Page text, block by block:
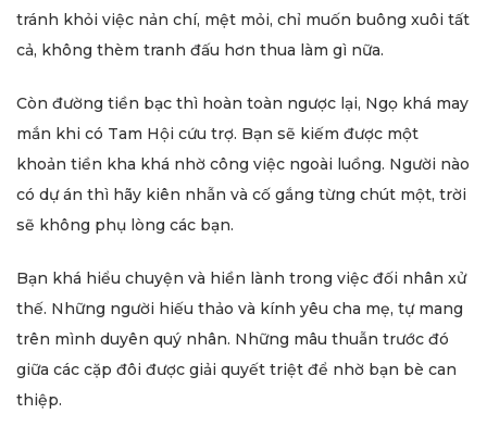
tránh khỏi việc nản chí, mệt mỏi, chỉ muốn buông xuôi tất
cả, không thèm tranh đấu hơn thua làm gì nữa.
Còn đường tiền bạc thì hoàn toàn ngược lại, Ngọ khá may
mắn khi có Tam Hội cứu trợ. Bạn sẽ kiếm được một
khoản tiền kha khá nhờ công việc ngoài luồng. Người nào
có dự án thì hãy kiên nhẫn và cố gắng từng chút một, trời
sẽ không phụ lòng các bạn.
Bạn khá hiểu chuyện và hiền lành trong việc đối nhân xử
thế. Những người hiếu thảo và kính yêu cha mẹ, tự mang
trên mình duyên quý nhân. Những mâu thuẫn trước đó
giữa các cặp đôi được giải quyết triệt để nhờ bạn bè can
thiệp.